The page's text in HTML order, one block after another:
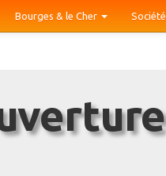
Bourges & le Cher Société